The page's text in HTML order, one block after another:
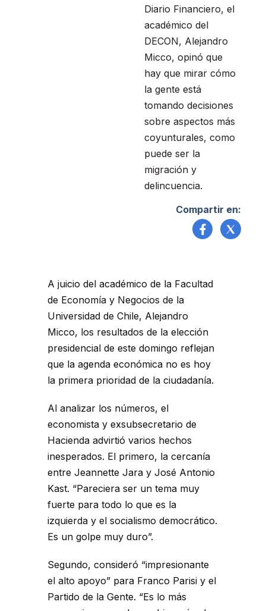
Diario Financiero, el
académico del
DECON, Alejandro
Micco, opinó que
hay que mirar cómo
la gente está
tomando decisiones
sobre aspectos más
coyunturales, como
puede ser la
migración y
delincuencia.
Compartir en:
A juicio del académico de la Facultad
de Economía y Negocios de la
Universidad de Chile, Alejandro
Micco, los resultados de la elección
presidencial de este domingo reflejan
que la agenda económica no es hoy
la primera prioridad de la ciudadanía.
Al analizar los números, el
economista y exsubsecretario de
Hacienda advirtió varios hechos
inesperados. El primero, la cercanía
entre Jeannette Jara y José Antonio
Kast. “Pareciera ser un tema muy
fuerte para todo lo que es la
izquierda y el socialismo democrático.
Es un golpe muy duro”.
Segundo, consideró “impresionante
el alto apoyo” para Franco Parisi y el
Partido de la Gente. “Es lo más